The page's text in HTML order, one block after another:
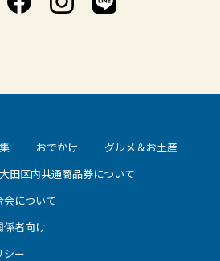
おでかけ グルメ＆お土産
大田区内共通商品券について
会について
係者向け
シー